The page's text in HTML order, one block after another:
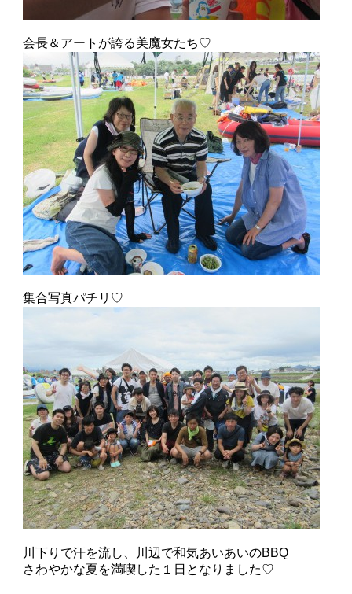
会長＆アートが誇る美魔女たち♡
集合写真パチリ♡
川下りで汗を流し、川辺で和気あいあいのBBQ
さわやかな夏を満喫した１日となりました♡